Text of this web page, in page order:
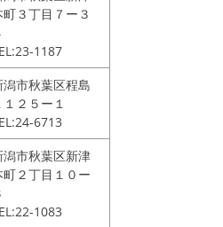
町３丁目７ー３
1187
潟市秋葉区程島
１２５ー１
6713
潟市秋葉区新津
町２丁目１０ー
1083